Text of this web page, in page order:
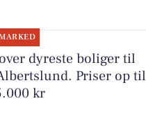
dyreste boliger til
Priser op til
kr